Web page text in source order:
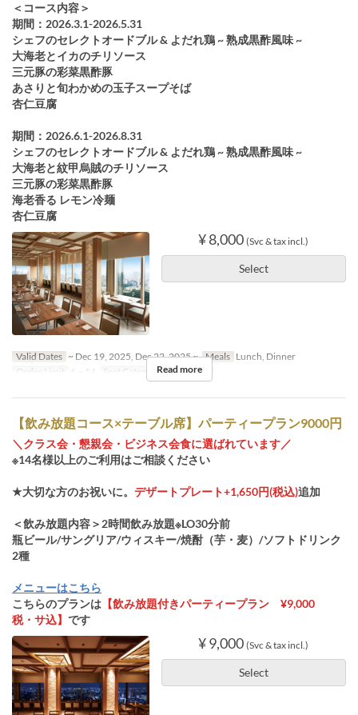
＜コース内容＞
期間：2026.3.1-2026.5.31
シェフのセレクトオードブル & よだれ鶏 ~ 熟成黒酢風味 ~
大海老とイカのチリソース
三元豚の彩菜黒酢豚
あさりと旬わかめの玉子スープそば
杏仁豆腐
期間：2026.6.1-2026.8.31
シェフのセレクトオードブル & よだれ鶏 ~ 熟成黒酢風味 ~
大海老と紋甲烏賊のチリソース
三元豚の彩菜黒酢豚
海老香る レモン冷麺
杏仁豆腐
¥ 8,000 (Svc & tax incl.)
Select
Valid Dates ~ Dec 19, 2025, Dec 22, 2025 ~ Meals Lunch, Dinner
Order Limit
6 ~ 14 Seat Category テーブル席
Read more
【飲み放題コース×テーブル席】パーティープラン9000円
＼クラス会・懇親会・ビジネス会食に選ばれています／
※14名様以上のご利用はご相談ください
★大切な方のお祝いに。 デザートプレート+1,650円(税込)追加
＜飲み放題内容＞2時間飲み放題※LO30分前
瓶ビール/サングリア/ウィスキー/焼酎（芋・麦）/ソフトドリンク
2種
メニューはこちら
こちらのプランは 【飲み放題付きパーティープラン ¥9,000
税・サ込】 です
¥ 9,000 (Svc & tax incl.)
Select